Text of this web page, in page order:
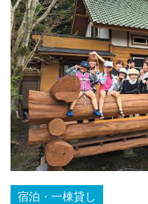
宿泊・一棟貸し